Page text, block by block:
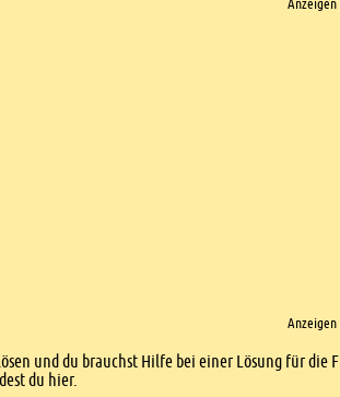
Anzeigen
Anzeigen
und du brauchst Hilfe bei einer Lösung für die
du hier.